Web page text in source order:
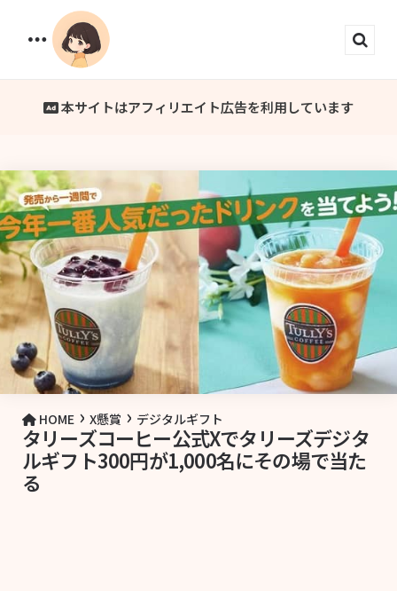
Menu
本サイトはアフィリエイト広告を利用しています
HOME › X懸賞 › デジタルギフト
タリーズコーヒー公式Xでタリーズデジタ
ルギフト300円が1,000名にその場で当た
る